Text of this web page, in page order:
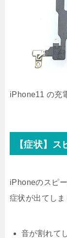
iPhone11 の充
【症状】ス
iPhoneのスピ
症状が出てしま
音が割れて